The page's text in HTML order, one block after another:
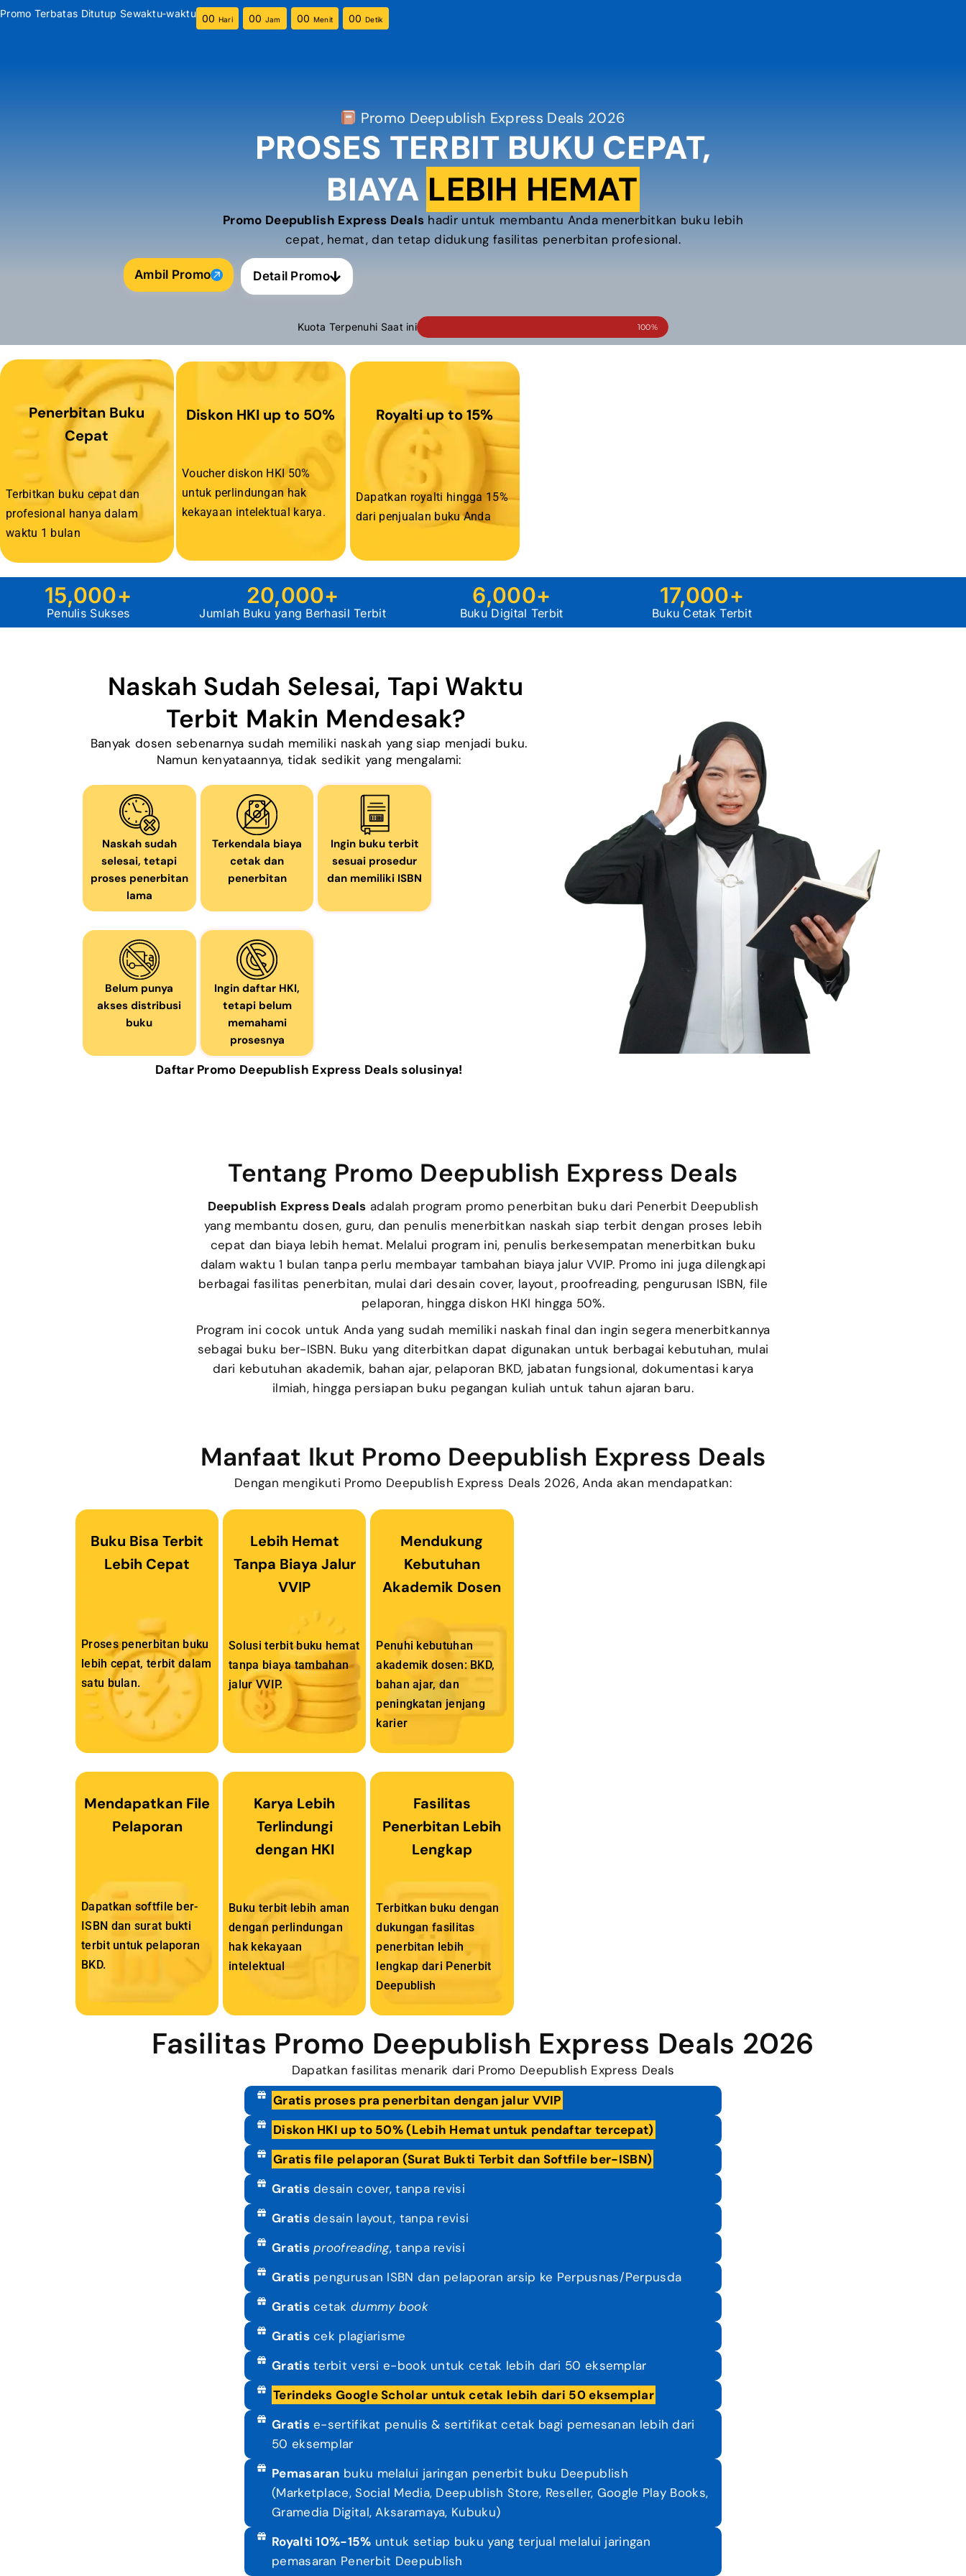
Promo Terbatas Ditutup Sewaktu-waktu 00 Hari 00 Jam 00 Menit 00 Detik
Promo Deepublish Express Deals 2026
PROSES TERBIT BUKU CEPAT,
BIAYA LEBIH HEMAT
Promo Deepublish Express Deals hadir untuk membantu Anda menerbitkan buku lebih
cepat, hemat, dan tetap didukung fasilitas penerbitan profesional.
Ambil Promo Detail Promo
Kuota Terpenuhi Saat ini 100%
Penerbitan Buku
Cepat
Terbitkan buku cepat dan
profesional hanya dalam
waktu 1 bulan
Diskon HKI up to 50%
Voucher diskon HKI 50%
untuk perlindungan hak
kekayaan intelektual karya.
Royalti up to 15%
Dapatkan royalti hingga 15%
dari penjualan buku Anda
Penulis Sukses
15,000+
Jumlah Buku yang Berhasil Terbit
20,000+
Buku Digital Terbit
6,000+
Buku Cetak Terbit
17,000+
Naskah Sudah Selesai, Tapi Waktu
Terbit Makin Mendesak?
Banyak dosen sebenarnya sudah memiliki naskah yang siap menjadi buku.
Namun kenyataannya, tidak sedikit yang mengalami:
Naskah sudah
selesai, tetapi
proses penerbitan
lama
Terkendala biaya
cetak dan
penerbitan
Ingin buku terbit
sesuai prosedur
dan memiliki ISBN
Belum punya
akses distribusi
buku
Ingin daftar HKI,
tetapi belum
memahami
prosesnya
Daftar Promo Deepublish Express Deals solusinya!
Tentang Promo Deepublish Express Deals
Deepublish Express Deals adalah program promo penerbitan buku dari Penerbit Deepublish
yang membantu dosen, guru, dan penulis menerbitkan naskah siap terbit dengan proses lebih
cepat dan biaya lebih hemat. Melalui program ini, penulis berkesempatan menerbitkan buku
dalam waktu 1 bulan tanpa perlu membayar tambahan biaya jalur VVIP. Promo ini juga dilengkapi
berbagai fasilitas penerbitan, mulai dari desain cover, layout, proofreading, pengurusan ISBN, file
pelaporan, hingga diskon HKI hingga 50%.
Program ini cocok untuk Anda yang sudah memiliki naskah final dan ingin segera menerbitkannya
sebagai buku ber-ISBN. Buku yang diterbitkan dapat digunakan untuk berbagai kebutuhan, mulai
dari kebutuhan akademik, bahan ajar, pelaporan BKD, jabatan fungsional, dokumentasi karya
ilmiah, hingga persiapan buku pegangan kuliah untuk tahun ajaran baru.
Manfaat Ikut Promo Deepublish Express Deals
Dengan mengikuti Promo Deepublish Express Deals 2026, Anda akan mendapatkan:
Buku Bisa Terbit
Lebih Cepat
Proses penerbitan buku
lebih cepat, terbit dalam
satu bulan.
Lebih Hemat
Tanpa Biaya Jalur
VVIP
Solusi terbit buku hemat
tanpa biaya tambahan
jalur VVIP.
Mendukung
Kebutuhan
Akademik Dosen
Penuhi kebutuhan
akademik dosen: BKD,
bahan ajar, dan
peningkatan jenjang
karier
Mendapatkan File
Pelaporan
Dapatkan softfile ber-
ISBN dan surat bukti
terbit untuk pelaporan
BKD.
Karya Lebih
Terlindungi
dengan HKI
Buku terbit lebih aman
dengan perlindungan
hak kekayaan
intelektual
Fasilitas
Penerbitan Lebih
Lengkap
Terbitkan buku dengan
dukungan fasilitas
penerbitan lebih
lengkap dari Penerbit
Deepublish
Fasilitas Promo Deepublish Express Deals 2026
Dapatkan fasilitas menarik dari Promo Deepublish Express Deals
Gratis proses pra penerbitan dengan jalur VVIP
Diskon HKI up to 50% (Lebih Hemat untuk pendaftar tercepat)
Gratis file pelaporan (Surat Bukti Terbit dan Softfile ber-ISBN)
Gratisdesain cover, tanpa revisi
Gratisdesain layout, tanpa revisi
Gratis proofreading, tanpa revisi
Gratispengurusan ISBN dan pelaporan arsip ke Perpusnas/Perpusda
Gratiscetak dummy book
Gratiscek plagiarisme
Gratisterbit versi e-book untuk cetak lebih dari 50 eksemplar​
Terindeks Google Scholar untuk cetak lebih dari 50 eksemplar
Gratise-sertifikat penulis & sertifikat cetak bagi pemesanan lebih dari
50 eksemplar
Pemasaran buku melalui jaringan penerbit buku Deepublish
(Marketplace, Social Media, Deepublish Store, Reseller, Google Play Books,
Gramedia Digital, Aksaramaya, Kubuku)
Royalti 10%-15% untuk setiap buku yang terjual melalui jaringan
pemasaran Penerbit Deepublish